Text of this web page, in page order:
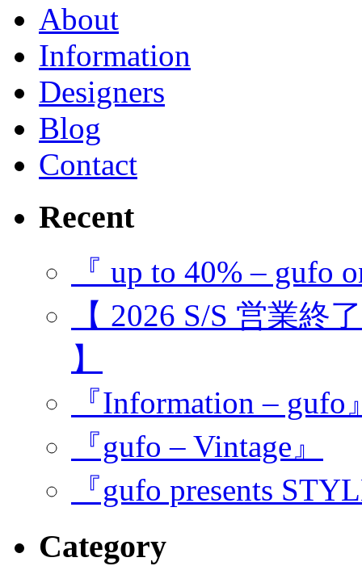
About
Information
Designers
Blog
Contact
Recent
『 up to 40% – gufo
【 2026 S/S 営業終
】
『Information – gufo
『gufo – Vintage』
『gufo presents
Category